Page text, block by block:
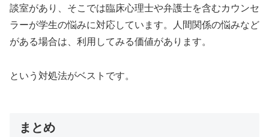
談室があり、 そこでは臨床心理士や弁護士を含むカウンセ
ラーが学生の悩みに対応しています。人間関係の悩みなど
がある場合は、 利用してみる価値があります。
という対処法がベストです。
まとめ